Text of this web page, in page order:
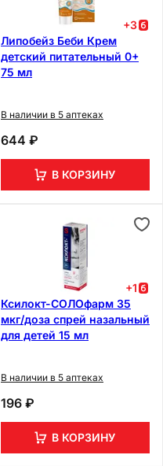
+3
Липобейз Беби Крем
детский питательный 0+
75 мл
В наличии в 5 аптеках
644 ₽
В КОРЗИНУ
+1
Ксилокт-СОЛОфарм 35
мкг/доза спрей назальный
для детей 15 мл
В наличии в 5 аптеках
196 ₽
В КОРЗИНУ